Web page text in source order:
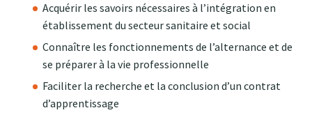
Acquérir les savoirs nécessaires à l’intégration en
établissement du secteur sanitaire et social
Connaître les fonctionnements de l’alternance et de
se préparer à la vie professionnelle
Faciliter la recherche et la conclusion d’un contrat
d’apprentissage